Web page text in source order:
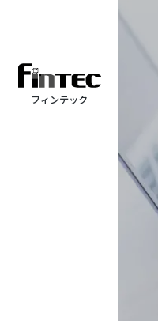
フィンテック